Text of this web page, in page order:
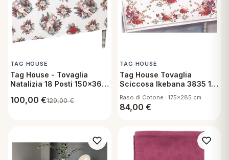
TAG HOUSE
Tag House - Tovaglia
Natalizia 18 Posti 150x360
100,00 €129,00€
TAG HOUSE
Tag House Tovaglia
Sciccosa Ikebana 3835 12
Raso di Cotone · 175x285 cm
84,00 €